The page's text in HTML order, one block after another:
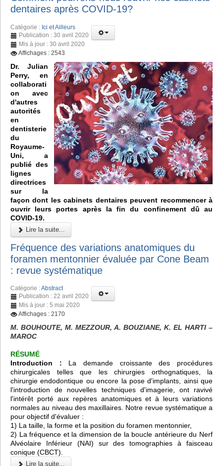
dentaires après COVID-19?
Catégorie : Ici et Ailleurs
Publication : 30 avril 2020
Mis à jour : 30 avril 2020
Affichages : 2543
Dr. Julian
Perry, en
collaborati
on avec
d'autres
autorités
en
dentisterie
du
Royaume-
Uni, a
publié des
lignes
directrices
sur la
façon dont les cabinets dentaires peuvent recommencer à
ouvrir leurs portes après la fin du confinement dû au
COVID-19.
Lire la suite...
Fréquence des variations anatomiques du
foramen mentonnier évaluée par Cone Beam
: revue systématique
Catégorie :Abstract
Publication : 22 avril 2020
Mis à jour : 5 mai 2020
Affichages : 2170
M. BOUHOUTE, M. MEZZOUR, A. BOUZIANE, K. EL HARTI –
MAROC
RÉSUMÉ
Introduction : La demande croissante des procédures
chirurgicales telles que les chirurgies orthognatiques, la
chirurgie endodontique ou encore la pose d'implants, ainsi que
l'introduction de nouvelles techniques d'imagerie, ont ravivé
l'intérêt porté aux repères anatomiques et à leurs variations
normales au niveau des maxillaires. Notre revue systématique a
pour objectif d'évaluer :
1) La taille, la forme et la position du foramen mentonnier,
2) La fréquence et la dimension de la boucle antérieure du Nerf
Alvéolaire Inférieur (NAI) sur des tomographies à faisceau
conique (CBCT).
Lire la suite...